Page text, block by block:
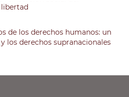
libertad
de los derechos humanos: un
los derechos supranacionales